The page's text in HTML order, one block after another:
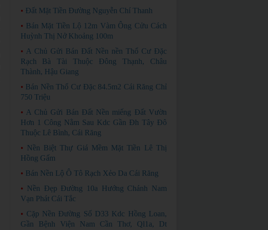
• Đất Mặt Tiền Đường Nguyễn Chí Thanh
• Bán Mặt Tiền Lộ 12m Vàm Ông Cửu Cách
Huỳnh Thị Nở Khoảng 100m
• A Chủ Gửi Bán Đất Nền nền Thổ Cư Đặc
Rạch Bà Tài Thuộc Đông Thạnh, Châu
Thành, Hậu Giang
• Bán Nền Thổ Cư Đặc 84.5m2 Cái Răng Chỉ
750 Triệu
• A Chủ Gửi Bán Đất Nền miếng Đất Vườn
Hơn 1 Công Nằm Sau Kdc Gần Đh Tây Đô
Thuộc Lê Bình, Cái Răng
• Nền Biệt Thự Giá Mềm Mặt Tiền Lê Thị
Hồng Gấm
• Bán Nền Lộ Ô Tô Rạch Xẻo Da Cái Răng
• Nền Đẹp Đường 10a Hướng Chánh Nam
Vạn Phát Cái Tắc
• Cặp Nền Đường Số D33 Kdc Hồng Loan,
Gần Bệnh Viện Nam Cần Thơ, Ql1a, Dt